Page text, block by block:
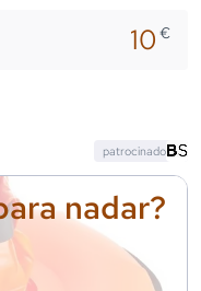
10€
nadar?
patrocinado